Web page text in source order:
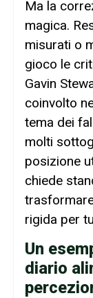
Ma la
magica.
misurati o
gioco le
Gavin
coinvolto
tema dei
molti
posizione
chiede
rigida per
Un
diario